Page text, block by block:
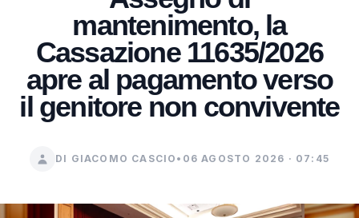
mantenimento, la
Cassazione 11635/2026
apre al pagamento verso
il genitore non convivente
DI GIACOMO CASCIO • 06 AGOSTO 2026 · 07:45